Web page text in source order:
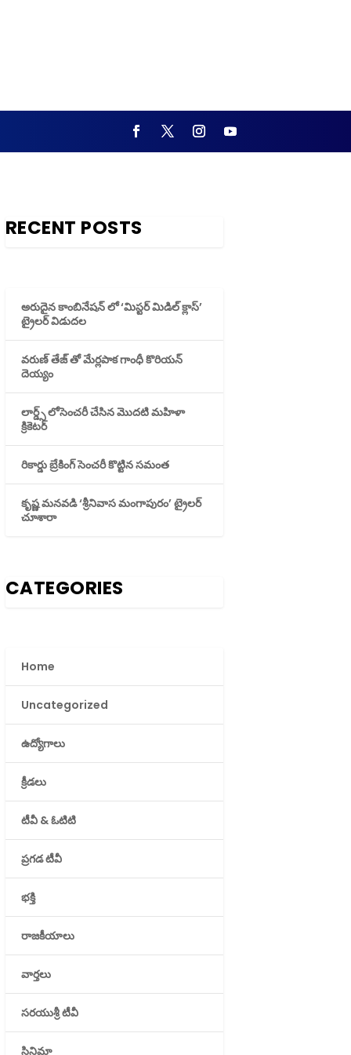
RECENT POSTS
అరుదైన కాంబినేషన్ లో ‘మిస్టర్ మిడిల్ క్లాస్’
ట్రైలర్ విడుదల
వరుణ్ తేజ్ తో మేర్లపాక గాంధీ కొరియన్
దెయ్యం
లార్డ్స్ లోసెంచరీ చేసిన మొదటి మహిళా
క్రికెటర్
రికార్డు బ్రేకింగ్ సెంచరీ కొట్టిన సమంత
కృష్ణ మనవడి ‘శ్రీనివాస మంగాపురం’ ట్రైలర్
చూశారా
CATEGORIES
Home
Uncategorized
ఉద్యోగాలు
క్రీడలు
టీవీ & ఓటిటి
ప్రగడ టీవీ
భక్తి
రాజకీయాలు
వార్తలు
సరయుశ్రీ టీవీ
సినిమా